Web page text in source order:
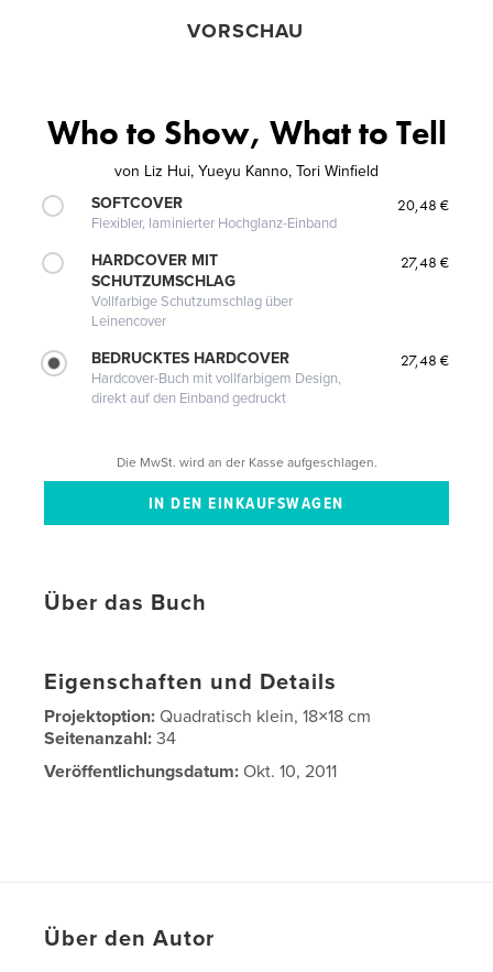
VORSCHAU
Who to Show, What to Tell
von Liz Hui, Yueyu Kanno, Tori Winfield
SOFTCOVER
Flexibler, laminierter Hochglanz-Einband
20,48 €
HARDCOVER MIT
SCHUTZUMSCHLAG
Vollfarbige Schutzumschlag über
Leinencover
27,48 €
BEDRUCKTES HARDCOVER
Hardcover-Buch mit vollfarbigem Design,
direkt auf den Einband gedruckt
27,48 €
Die MwSt. wird an der Kasse aufgeschlagen.
Über das Buch
Eigenschaften und Details
Projektoption:Quadratisch klein, 18×18 cm
Seitenanzahl:34
Veröffentlichungsdatum: Okt. 10, 2011
Über den Autor